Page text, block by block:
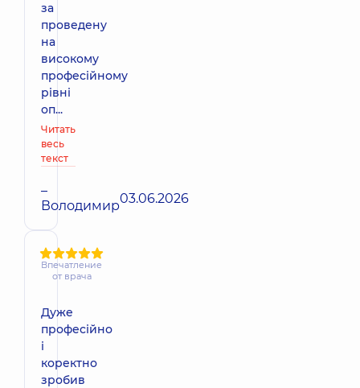
за
проведену
на
високому
професійному
рівні
оп...
Читать
весь
текст
–
Володимир03.06.2026
Впечатление
от врача
Дуже
професійно
і
коректно
зробив